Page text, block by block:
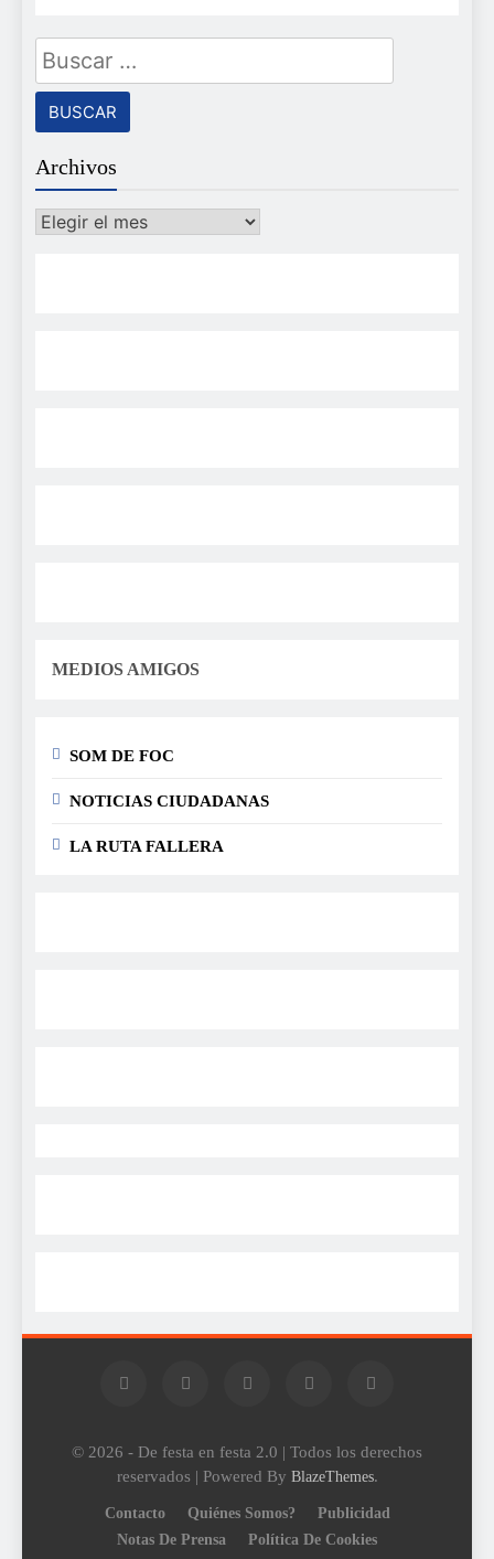
Buscar:
Archivos
Archivos
MEDIOS AMIGOS
SOM DE FOC
NOTICIAS CIUDADANAS
LA RUTA FALLERA
© 2026 - De festa en festa 2.0 | Todos los derechos
reservados | Powered By BlazeThemes.
Contacto Quiénes Somos?
Publicidad
Notas De Prensa
Política De Cookies